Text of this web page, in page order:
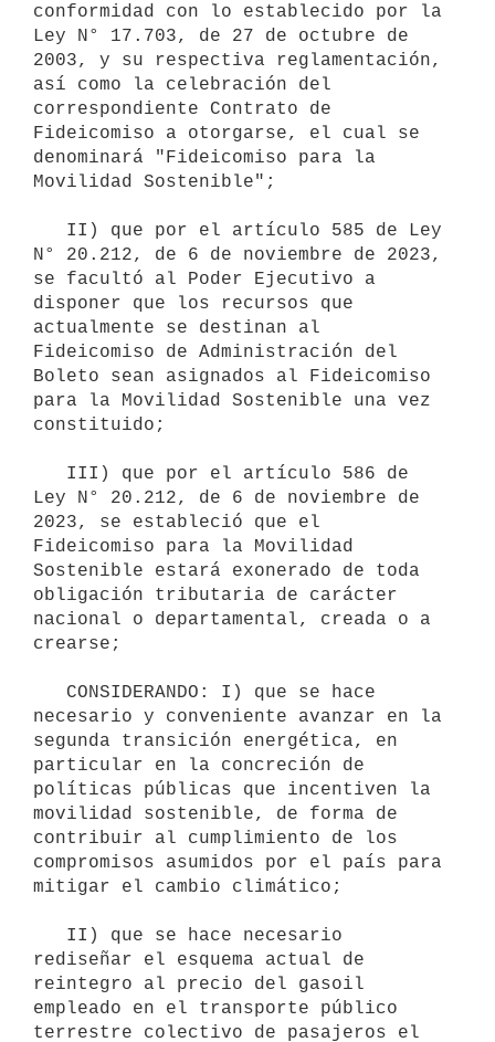
conformidad con lo establecido por la
Ley N° 17.703, de 27 de octubre de
2003, y su respectiva reglamentación,
así como la celebración del
correspondiente Contrato de
Fideicomiso a otorgarse, el cual se
denominará "Fideicomiso para la
Movilidad Sostenible";
N° 20.212, de 6 de noviembre de 2023,
se facultó al Poder Ejecutivo a
disponer que los recursos que
actualmente se destinan al
Fideicomiso de Administración del
Boleto sean asignados al Fideicomiso
para la Movilidad Sostenible una vez
constituido;
Ley N° 20.212, de 6 de noviembre de
2023, se estableció que el
Fideicomiso para la Movilidad
Sostenible estará exonerado de toda
obligación tributaria de carácter
nacional o departamental, creada o a
crearse;
necesario y conveniente avanzar en la
segunda transición energética, en
particular en la concreción de
políticas públicas que incentiven la
movilidad sostenible, de forma de
contribuir al cumplimiento de los
compromisos asumidos por el país para
mitigar el cambio climático;
rediseñar el esquema actual de
reintegro al precio del gasoil
empleado en el transporte público
terrestre colectivo de pasajeros el